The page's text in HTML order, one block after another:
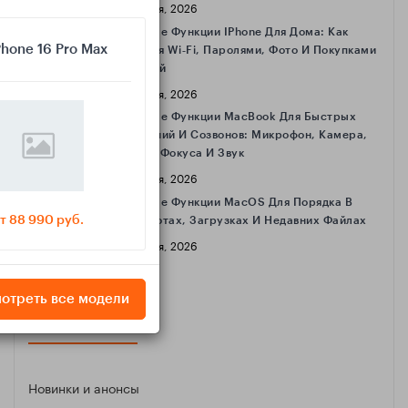
16 Апреля, 2026
Полезные Функции IPhone Для Дома: Как
Делиться Wi‑Fi, Паролями, Фото И Покупками
С Семьёй
16 Апреля, 2026
Полезные Функции MacBook Для Быстрых
Совещаний И Созвонов: Микрофон, Камера,
Режимы Фокуса И Звук
16 Апреля, 2026
Полезные Функции MacOS Для Порядка В
Скриншотах, Загрузках И Недавних Файлах
16 Апреля, 2026
КАТЕГОРИИ
Новинки и анонсы
16 Pro Max
88 990 руб.
все модели